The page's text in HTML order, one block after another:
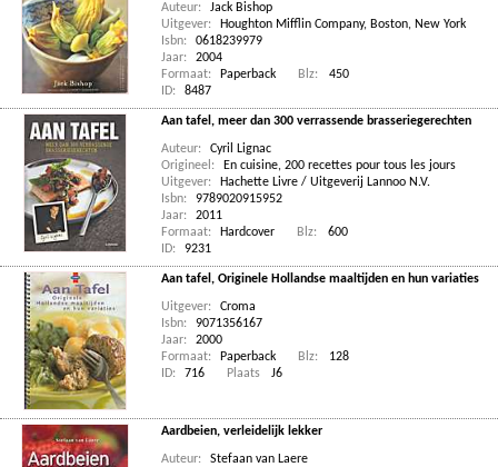
Auteur:
Jack Bishop
Uitgever:
Houghton Mifflin Company, Boston, New York
Isbn:
0618239979
Jaar:
2004
Formaat:
Paperback Blz:
450
ID:
8487
Aan tafel, meer dan 300 verrassende brasseriegerechten
Auteur:
Cyril Lignac
Origineel:
En cuisine, 200 recettes pour tous les jours
Uitgever:
Hachette Livre / Uitgeverij Lannoo N.V.
Isbn:
9789020915952
Jaar:
2011
Formaat:
Hardcover Blz:
600
ID:
9231
Aan tafel, Originele Hollandse maaltijden en hun variaties
Uitgever:
Croma
Isbn:
9071356167
Jaar:
2000
Formaat:
Paperback Blz:
128
ID:
716 Plaats J6
Aardbeien, verleidelijk lekker
Auteur:
Stefaan van Laere